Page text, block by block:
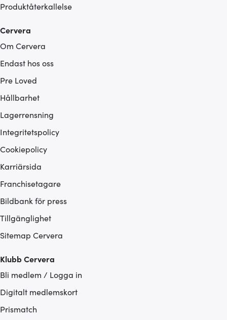
Produktåterkallelse
Cervera
Om Cervera
Endast hos oss
Pre Loved
Hållbarhet
Lagerrensning
Integritetspolicy
Cookiepolicy
Karriärsida
Franchisetagare
Bildbank för press
Tillgänglighet
Sitemap Cervera
Klubb Cervera
Bli medlem / Logga in
Digitalt medlemskort
Prismatch